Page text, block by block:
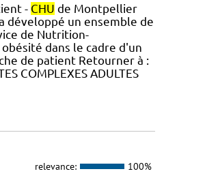
- CHU de Montpellier
développé un ensemble de
de Nutrition-
dans le cadre d'un
de patient Retourner à :
COMPLEXES ADULTES
relevance: 100%